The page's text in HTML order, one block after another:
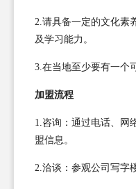
2.请具备一定的文化素
及学习能力。
3.在当地至少要有一个
加盟流程
1.咨询：通过电话、网
盟信息。
2.洽谈：参观公司写字